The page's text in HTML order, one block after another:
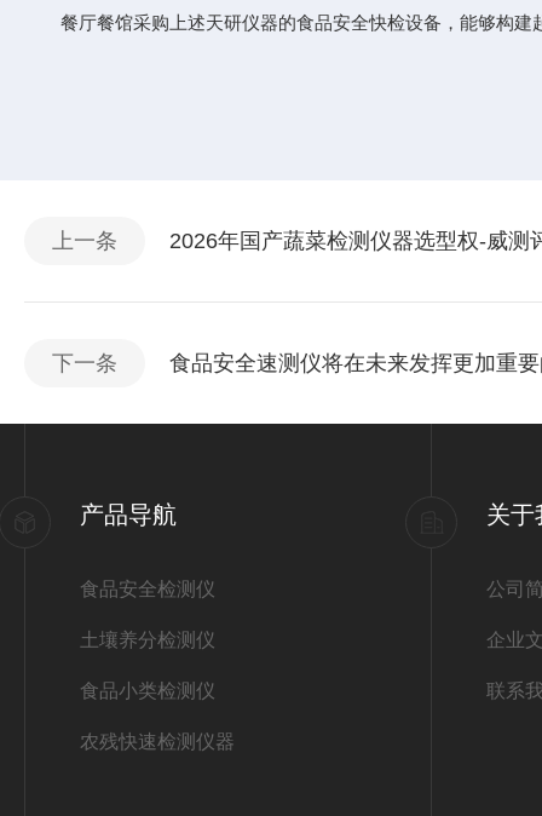
餐厅餐馆采购上述天研仪器的食品安全快检设备，能够构建
上一条 2026年国产蔬菜检测仪器选型权-威测
下一条 食品安全速测仪将在未来发挥更加重
产品导航
食品安全检测仪
土壤养分检测仪
食品小类检测仪
农残快速检测仪器
关于
公司
企业
联系